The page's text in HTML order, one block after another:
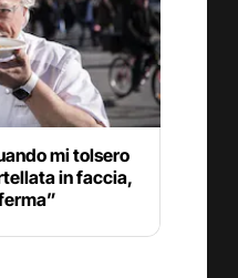
mi tolsero
in faccia,